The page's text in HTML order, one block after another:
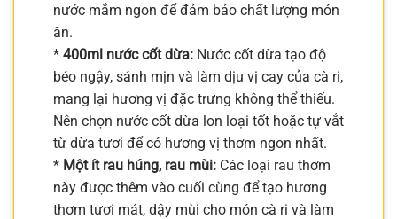
nước mắm ngon để đảm bảo chất lượng món
ăn.
* 400ml nước cốt dừa: Nước cốt dừa tạo độ
béo ngậy, sánh mịn và làm dịu vị cay của cà ri,
mang lại hương vị đặc trưng không thể thiếu.
Nên chọn nước cốt dừa lon loại tốt hoặc tự vắt
từ dừa tươi để có hương vị thơm ngon nhất.
* Một ít rau húng, rau mùi: Các loại rau thơm
này được thêm vào cuối cùng để tạo hương
thơm tươi mát, dậy mùi cho món cà ri và làm